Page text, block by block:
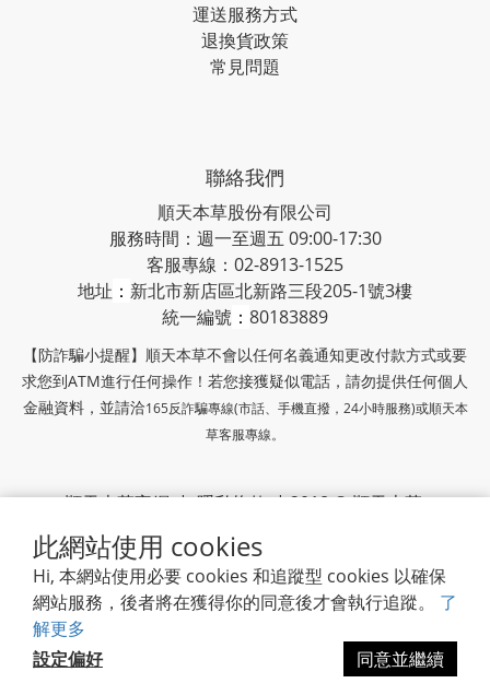
此網站使用 cookies
Hi, 本網站使用必要 cookies 和追蹤型 cookies 以確保
網站服務，後者將在獲得你的同意後才會執行追蹤。 了
解更多
設定偏好
同意並繼續
運送服務方式
退換貨政策
常見問題
聯絡我們
順天本草股份有限公司
服務時間：週一至週五 09:00-17:30
客服專線：02-8913-1525
地址 ： 新北市新店區北新路三段205-1號3樓
統一編號 ： 80183889
【防詐騙小提醒】順天本草不會以任何名義通知更改付款方式或要
求您到ATM進行任何操作！若您接獲疑似電話，請勿提供任何個人
金融資料，並請洽165反詐騙專線(市話、手機直撥，24小時服務)或順天本
草客服專線。
順天本草官網|隱私條款| 2018 © 順天本草
順天堂集團